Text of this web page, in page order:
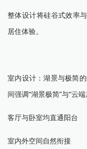
整体设计将硅谷式效率
居住体验。
室内设计：湖景与极简
间强调“湖景极简”与“云
客厅与卧室均直通阳台
室内外空间自然衔接